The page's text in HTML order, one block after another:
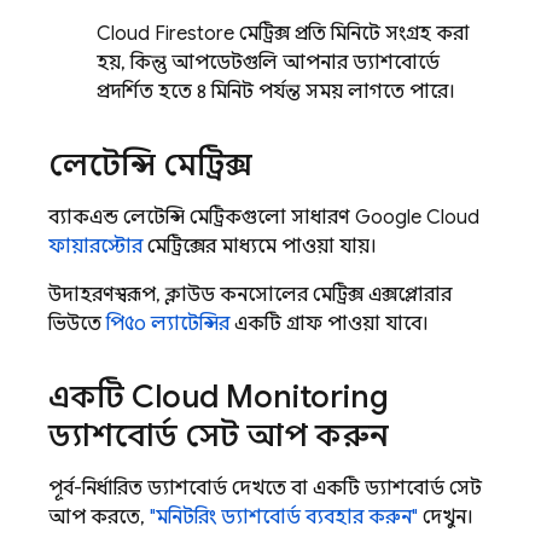
Cloud Firestore মেট্রিক্স প্রতি মিনিটে সংগ্রহ করা
হয়, কিন্তু আপডেটগুলি আপনার ড্যাশবোর্ডে
প্রদর্শিত হতে ৪ মিনিট পর্যন্ত সময় লাগতে পারে।
লেটেন্সি মেট্রিক্স
ব্যাকএন্ড লেটেন্সি মেট্রিকগুলো সাধারণ Google Cloud
ফায়ারস্টোরমেট্রিক্সের মাধ্যমে পাওয়া যায়।
উদাহরণস্বরূপ, ক্লাউড কনসোলের মেট্রিক্স এক্সপ্লোরার
ভিউতেপি৫০ ল্যাটেন্সিরএকটি গ্রাফ পাওয়া যাবে।
একটি Cloud Monitoring
ড্যাশবোর্ড সেট আপ করুন
পূর্ব-নির্ধারিত ড্যাশবোর্ড দেখতে বা একটি ড্যাশবোর্ড সেট
আপ করতে, "মনিটরিং ড্যাশবোর্ড ব্যবহার করুন" দেখুন।